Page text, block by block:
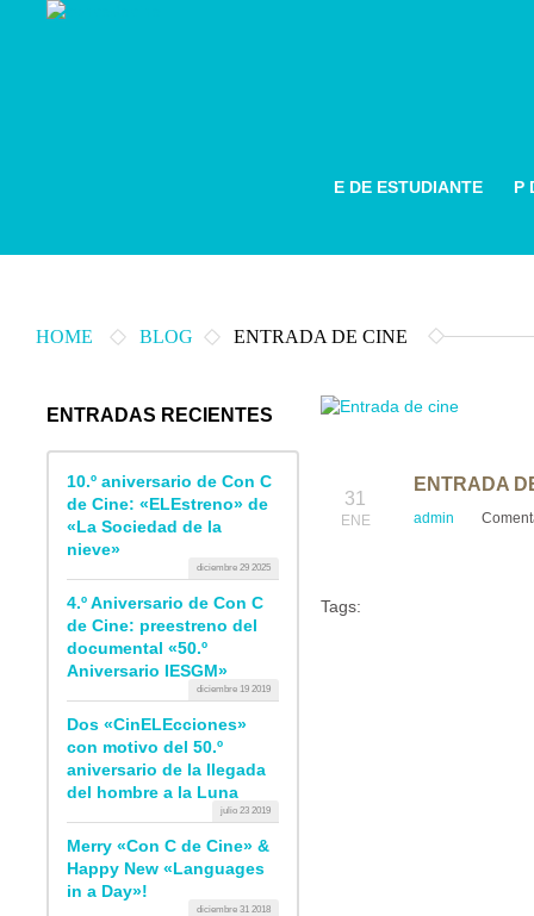
E DE ESTUDIANTE P
HOME BLOG ENTRADA DE CINE
ENTRADAS RECIENTES
10.º aniversario de Con C
de Cine: «ELEstreno» de
«La Sociedad de la
nieve»
diciembre 29 2025
4.º Aniversario de Con C
de Cine: preestreno del
documental «50.º
Aniversario IESGM»
diciembre 19 2019
Dos «CinELEcciones»
con motivo del 50.º
aniversario de la llegada
del hombre a la Luna
julio 23 2019
Merry «Con C de Cine» &
Happy New «Languages
in a Day»!
diciembre 31 2018
31
ENE
ENTRADA
admin
Tags: